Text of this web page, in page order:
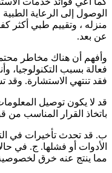
الوصول إلى الرعاية
منزله ، وتقييم طبي أكثر
عن بعد.
وأفهم أن هناك مخاطر
فعالة بسبب
فقد تنتهي الاستشارة. وقد
قد لا يكون توصيل
باتخاذ القرار المناسب من
ب. قد تحدث تأخيرات في
الأدوات أو فشلها. ج. في
مما ينتج عنه خرق